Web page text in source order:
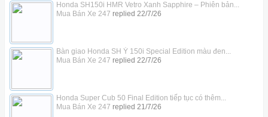
Honda SH150i HMR Vetro Xanh Sapphire – Phiên bản...
Mua Bán Xe 247 replied 22/7/26
Bàn giao Honda SH Ý 150i Special Edition màu đen...
Mua Bán Xe 247 replied 22/7/26
Honda Super Cub 50 Final Edition tiếp tục có thêm...
Mua Bán Xe 247 replied 21/7/26